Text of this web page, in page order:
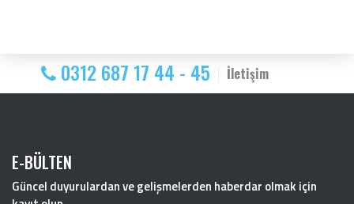
0312 687 17 44 - 45 İletişim
E-BÜLTEN
Güncel duyurulardan ve gelişmelerden haberdar olmak için